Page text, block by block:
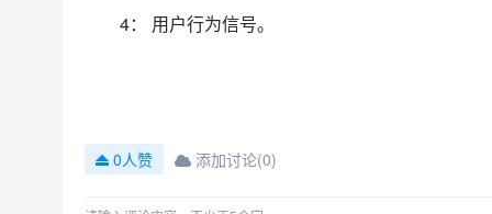
4： 用户行为信号。
0人赞 添加讨论(0)